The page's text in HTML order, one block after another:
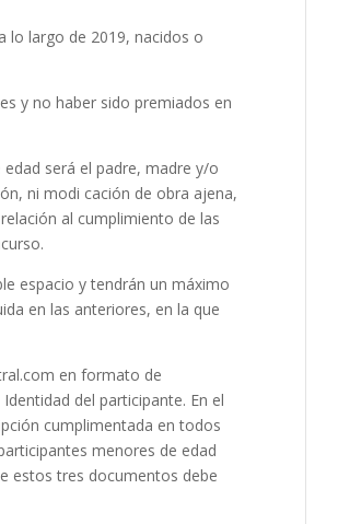
lo largo de 2019, nacidos o
y no haber sido premiados en
será el padre, madre y/o
ni modi cación de obra ajena,
al cumplimiento de las
espacio y tendrán un máximo
en las anteriores, en la que
en formato de
del participante. En el
cumplimentada en todos
menores de edad
estos tres documentos debe